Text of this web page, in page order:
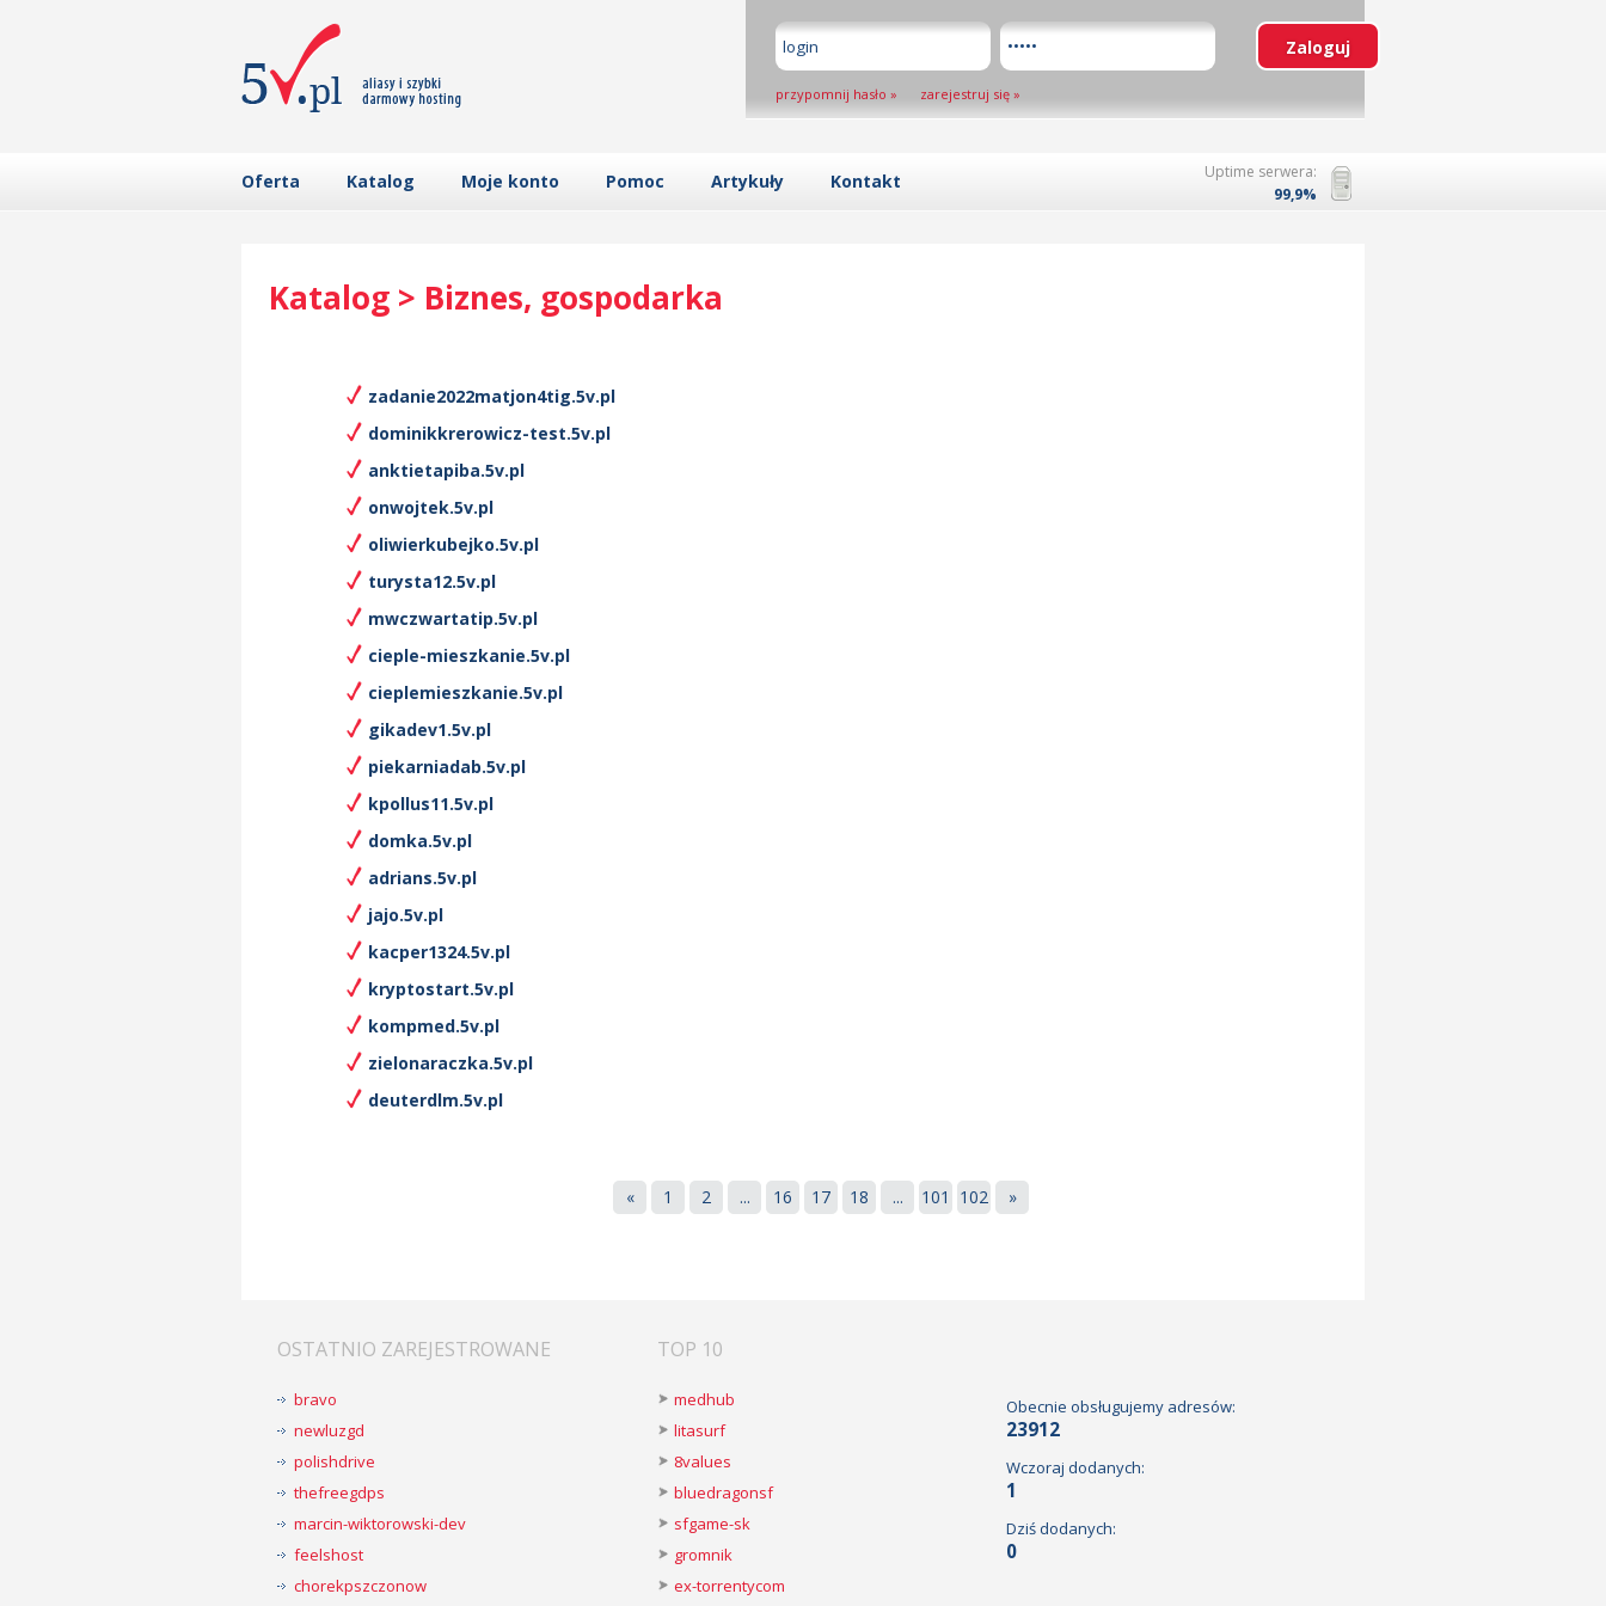
przypomnij hasło » zarejestruj się »
Oferta Katalog Moje konto Pomoc Artykuły Kontakt
Uptime serwera:
99,9%
Katalog > Biznes, gospodarka
zadanie2022matjon4tig.5v.pl
dominikkrerowicz-test.5v.pl
anktietapiba.5v.pl
onwojtek.5v.pl
oliwierkubejko.5v.pl
turysta12.5v.pl
mwczwartatip.5v.pl
cieple-mieszkanie.5v.pl
cieplemieszkanie.5v.pl
gikadev1.5v.pl
piekarniadab.5v.pl
kpollus11.5v.pl
domka.5v.pl
adrians.5v.pl
jajo.5v.pl
kacper1324.5v.pl
kryptostart.5v.pl
kompmed.5v.pl
zielonaraczka.5v.pl
deuterdlm.5v.pl
« 1 2 ... 16 17 18 ... 101 102 »
OSTATNIO ZAREJESTROWANE
bravo
newluzgd
polishdrive
thefreegdps
marcin-wiktorowski-dev
feelshost
chorekpszczonow
TOP 10
medhub
litasurf
8values
bluedragonsf
sfgame-sk
gromnik
ex-torrentycom
Obecnie obsługujemy adresów:
23912
Wczoraj dodanych:
1
Dziś dodanych:
0